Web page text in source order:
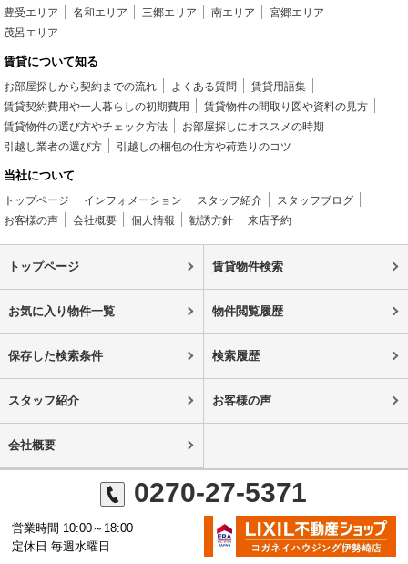
豊受エリア
名和エリア 三郷エリア 南エリア
宮郷エリア
茂呂エリア
賃貸について知る
お部屋探しから契約までの流れ よくある質問
賃貸用語集
賃貸契約費用や一人暮らしの初期費用
賃貸物件の間取り図や資料の見方
賃貸物件の選び方やチェック方法
お部屋探しにオススメの時期
引越し業者の選び方
引越しの梱包の仕方や荷造りのコツ
当社について
トップページ インフォメーション スタッフ紹介
スタッフブログ
お客様の声
会社概要 個人情報 勧誘方針 来店予約
トップページ 賃貸物件検索
お気に入り物件一覧 物件閲覧履歴
保存した検索条件 検索履歴
スタッフ紹介 お客様の声
会社概要
0270-27-5371
営業時間 10:00～18:00
定休日 毎週水曜日